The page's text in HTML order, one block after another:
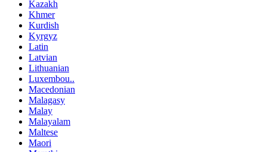
Kazakh
Khmer
Kurdish
Kyrgyz
Latin
Latvian
Lithuanian
Luxembou..
Macedonian
Malagasy
Malay
Malayalam
Maltese
Maori